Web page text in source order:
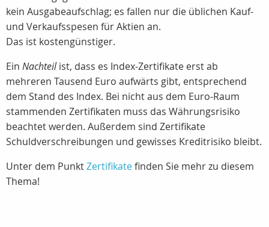
kein Ausgabeaufschlag; es fallen nur die üblichen Kauf-
und Verkaufsspesen für Aktien an.
Das ist kostengünstiger.
Ein Nachteilist, dass es Index-Zertifikate erst ab
mehreren Tausend Euro aufwärts gibt, entsprechend
dem Stand des Index. Bei nicht aus dem Euro-Raum
stammenden Zertifikaten muss das Währungsrisiko
beachtet werden. Außerdem sind Zertifikate
Schuldverschreibungen und gewisses Kreditrisiko bleibt.
Unter dem PunktZertifikatefinden Sie mehr zu diesem
Thema!